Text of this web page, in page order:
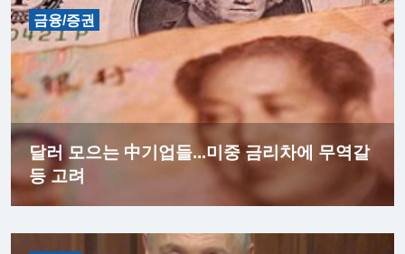
금융/증권
달러 모으는 中기업들...미중 금리차에 무역갈
등 고려